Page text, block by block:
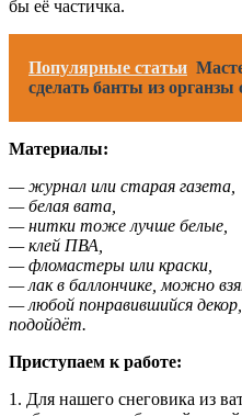
бы её частичка.
Популярные статьи
сделать банты из
Материалы:
— журнал или старая газета,
— белая вата,
— нитки тоже лучше белые,
— клей ПВА,
— фломастеры или краски,
— лак в баллончике, можно
— любой понравившийся
подойдёт.
Приступаем к работе:
1. Для нашего снеговика из